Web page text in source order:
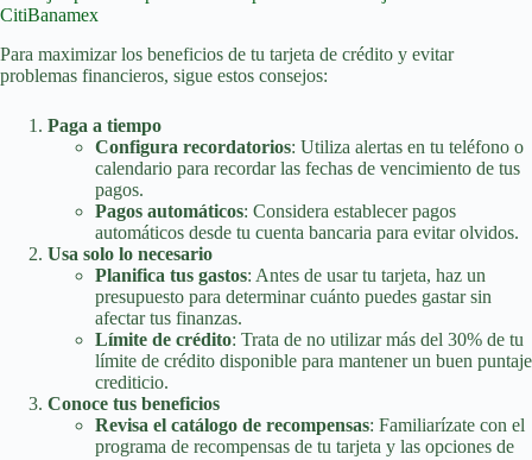
CitiBanamex
Para maximizar los beneficios de tu tarjeta de crédito y evitar
problemas financieros, sigue estos consejos:
Paga a tiempo
Configura recordatorios: Utiliza alertas en tu teléfono o
calendario para recordar las fechas de vencimiento de tus
pagos.
Pagos automáticos: Considera establecer pagos
automáticos desde tu cuenta bancaria para evitar olvidos.
Usa solo lo necesario
Planifica tus gastos: Antes de usar tu tarjeta, haz un
presupuesto para determinar cuánto puedes gastar sin
afectar tus finanzas.
Límite de crédito: Trata de no utilizar más del 30% de tu
límite de crédito disponible para mantener un buen puntaje
crediticio.
Conoce tus beneficios
Revisa el catálogo de recompensas: Familiarízate con el
programa de recompensas de tu tarjeta y las opciones de